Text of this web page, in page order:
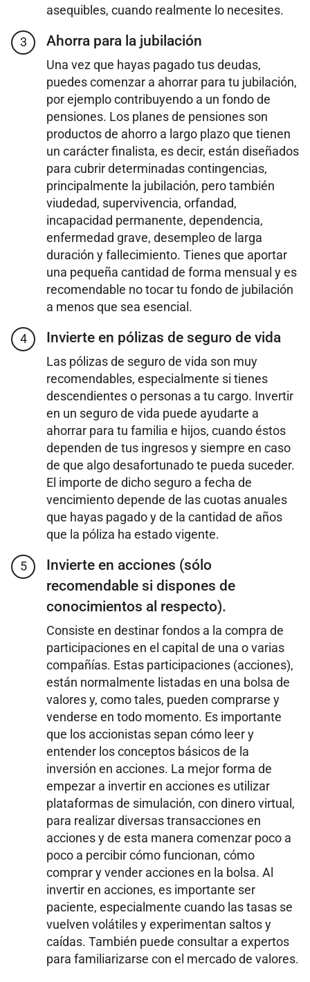
asequibles, cuando realmente lo necesites.
3 Ahorra para la jubilación
Una vez que hayas pagado tus deudas,
puedes comenzar a ahorrar para tu jubilación,
por ejemplo contribuyendo a un fondo de
pensiones. Los planes de pensiones son
productos de ahorro a largo plazo que tienen
un carácter finalista, es decir, están diseñados
para cubrir determinadas contingencias,
principalmente la jubilación, pero también
viudedad, supervivencia, orfandad,
incapacidad permanente, dependencia,
enfermedad grave, desempleo de larga
duración y fallecimiento. Tienes que aportar
una pequeña cantidad de forma mensual y es
recomendable no tocar tu fondo de jubilación
a menos que sea esencial.
4 Invierte en pólizas de seguro de vida
Las pólizas de seguro de vida son muy
recomendables, especialmente si tienes
descendientes o personas a tu cargo. Invertir
en un seguro de vida puede ayudarte a
ahorrar para tu familia e hijos, cuando éstos
dependen de tus ingresos y siempre en caso
de que algo desafortunado te pueda suceder.
El importe de dicho seguro a fecha de
vencimiento depende de las cuotas anuales
que hayas pagado y de la cantidad de años
que la póliza ha estado vigente.
5
Invierte en acciones (sólo
recomendable si dispones de
conocimientos al respecto).
Consiste en destinar fondos a la compra de
participaciones en el capital de una o varias
compañías. Estas participaciones (acciones),
están normalmente listadas en una bolsa de
valores y, como tales, pueden comprarse y
venderse en todo momento. Es importante
que los accionistas sepan cómo leer y
entender los conceptos básicos de la
inversión en acciones. La mejor forma de
empezar a invertir en acciones es utilizar
plataformas de simulación, con dinero virtual,
para realizar diversas transacciones en
acciones y de esta manera comenzar poco a
poco a percibir cómo funcionan, cómo
comprar y vender acciones en la bolsa. Al
invertir en acciones, es importante ser
paciente, especialmente cuando las tasas se
vuelven volátiles y experimentan saltos y
caídas. También puede consultar a expertos
para familiarizarse con el mercado de valores.